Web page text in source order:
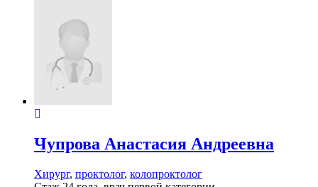
Чупрова Анастасия Андреевна
Хирург, проктолог, колопроктолог